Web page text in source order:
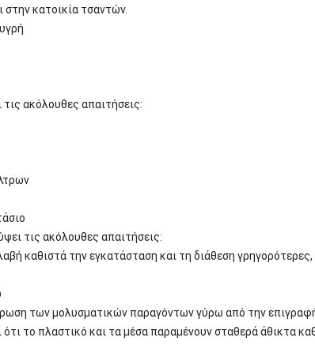
κατοικία τσαντών.
ακόλουθες απαιτήσεις:
τις ακόλουθες απαιτήσεις:
καθιστά την εγκατάσταση και τη διάθεση γρηγορότερες,
των μολυσματικών παραγόντων γύρω από την
ότι το πλαστικό και τα μέσα παραμένουν σταθερά άθικτα